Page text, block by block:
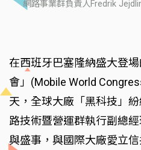
網路事業群負責人Fredrik
在西班牙巴塞隆納盛大登
會」(Mobile World
天，全球大廠「黑科技」
路技術暨營運群執行副總
與盛事，與國際大廠愛立